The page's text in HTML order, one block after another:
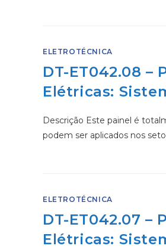
ELETROTÉCNICA
DT-ET042.08
Elétricas:
Descrição Este painel é
podem ser aplicados nos
ELETROTÉCNICA
DT-ET042.07
Elétricas: